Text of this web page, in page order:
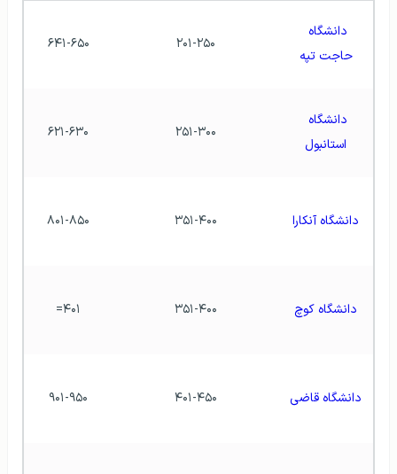
حاجت تپه
۲۰۱-۲۵۰ ۶۴۱-۶۵۰
استانبول
۲۵۱-۳۰۰ ۶۲۱-۶۳۰
دانشگاه آنکارا ۳۵۱-۴۰۰ ۸۰۱-۸۵۰
دانشگاه کوچ ۳۵۱-۴۰۰ ۴۰۱=
دانشگاه قاضی ۴۰۱-۴۵۰ ۹۰۱-۹۵۰